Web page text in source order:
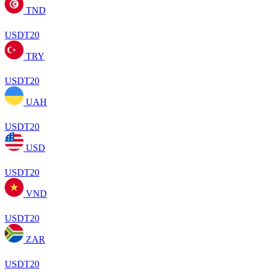
TND
USDT20
TRY
USDT20
UAH
USDT20
USD
USDT20
VND
USDT20
ZAR
USDT20